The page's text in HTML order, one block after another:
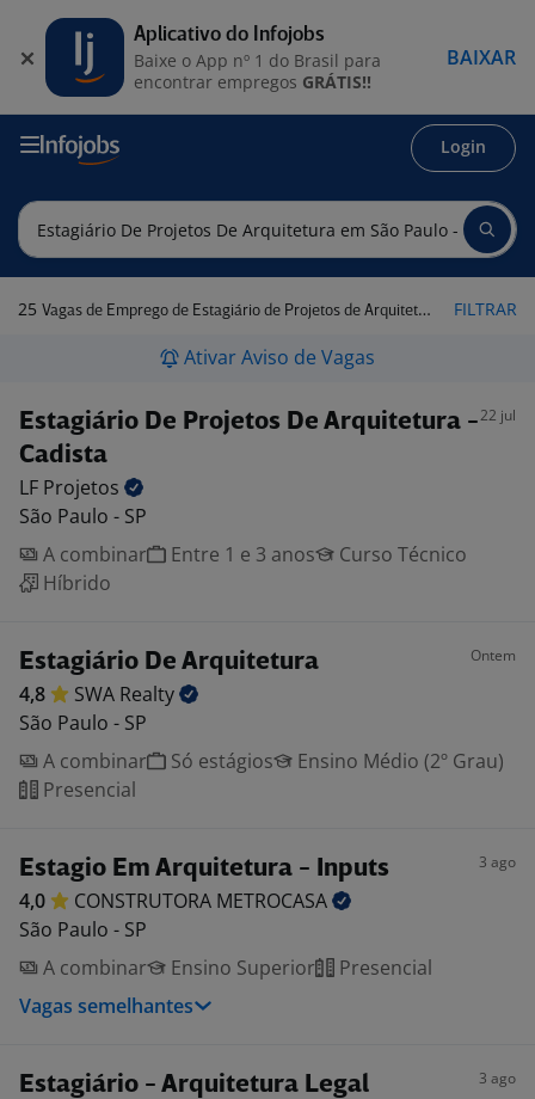
Login
25 Vagas de Emprego de Estagiário de Projetos de Arquitetura em São Paulo - SP FILTRAR
Ativar Aviso de Vagas
Estagiário De Projetos De Arquitetura -
Cadista
22 jul
LF Projetos
São Paulo - SP
A combinar
Entre 1 e 3 anos
Curso Técnico
Híbrido
Estagiário De Arquitetura Ontem
4,8 SWA Realty
São Paulo - SP
A combinar
Só estágios
Ensino Médio (2º Grau)
Presencial
Estagio Em Arquitetura - Inputs 3 ago
4,0 CONSTRUTORA METROCASA
São Paulo - SP
A combinar
Ensino Superior
Presencial
Vagas semelhantes
Estagiário - Arquitetura Legal 3 ago
Aplicativo do Infojobs
Baixe o App nº 1 do Brasil para
encontrar empregos GRÁTIS!!
BAIXAR